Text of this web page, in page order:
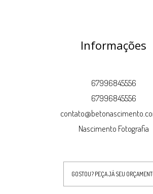
Informações
67996845556
67996845556
Nascimento Fotografia
GOSTOU? PEÇA JÁ SEU